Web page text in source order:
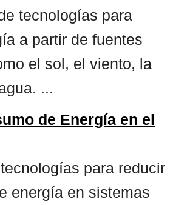
tecnologías para
a partir de fuentes
el sol, el viento, la
...
de Energía en el
para reducir
energía en sistemas